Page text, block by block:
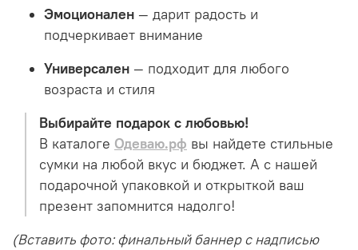
Эмоционален — дарит радость и
подчеркивает внимание
Универсален — подходит для любого
возраста и стиля
Выбирайте подарок с любовью!
В каталоге Одеваю.рф вы найдете стильные
сумки на любой вкус и бюджет. А с нашей
подарочной упаковкой и открыткой ваш
презент запомнится надолго!
(Вставить фото: финальный баннер с надписью